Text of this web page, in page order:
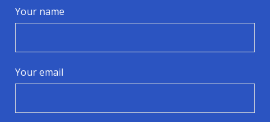
Your name
Your email